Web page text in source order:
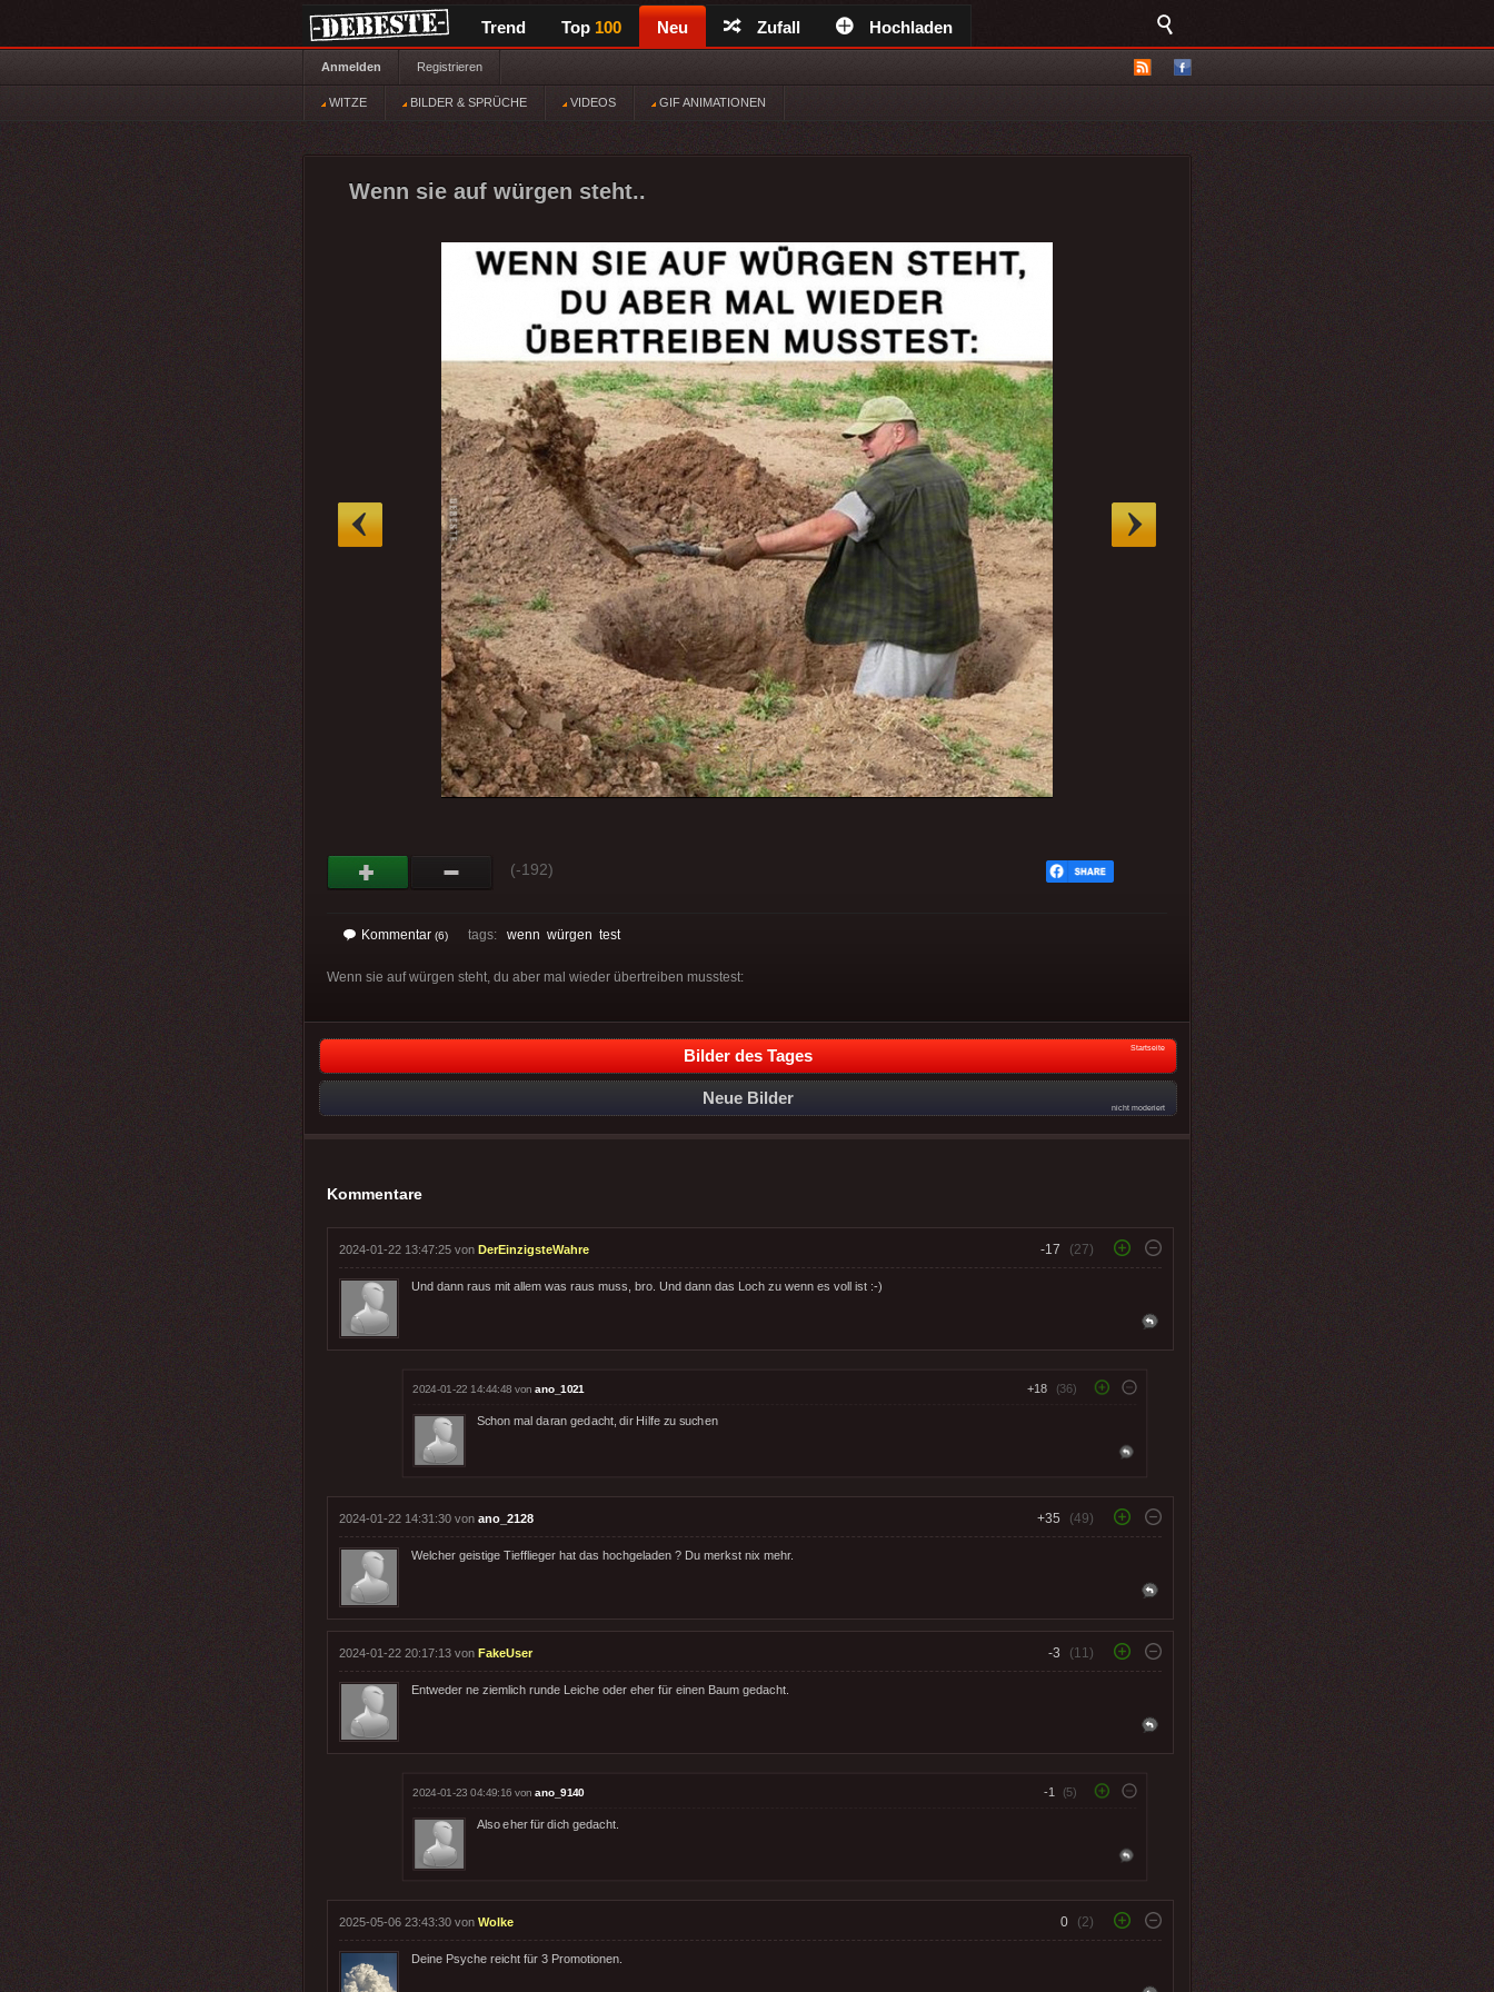
Trend Top 100 Neu Zufall Hochladen
Anmelden Registrieren
WITZE BILDER & SPRÜCHE VIDEOS GIF ANIMATIONEN
Wenn sie auf würgen steht..
(-192)
Kommentar (6) tags: wenn würgen test
Wenn sie auf würgen steht, du aber mal wieder übertreiben musstest:
Bilder des Tages Startseite
Neue Bilder
nicht moderiert
Kommentare
2024-01-22 13:47:25 von DerEinzigsteWahre -17 (27)
Und dann raus mit allem was raus muss, bro. Und dann das Loch zu wenn es voll ist :-)
2024-01-22 14:44:48 vonano_1021 +18 (36)
Schon mal daran gedacht, dir Hilfe zu suchen
2024-01-22 14:31:30 von ano_2128 +35 (49)
Welcher geistige Tiefflieger hat das hochgeladen ? Du merkst nix mehr.
2024-01-22 20:17:13 von FakeUser -3 (11)
Entweder ne ziemlich runde Leiche oder eher für einen Baum gedacht.
2024-01-23 04:49:16 vonano_9140 -1 (5)
Also eher für dich gedacht.
2025-05-06 23:43:30 von Wolke 0 (2)
Deine Psyche reicht für 3 Promotionen.